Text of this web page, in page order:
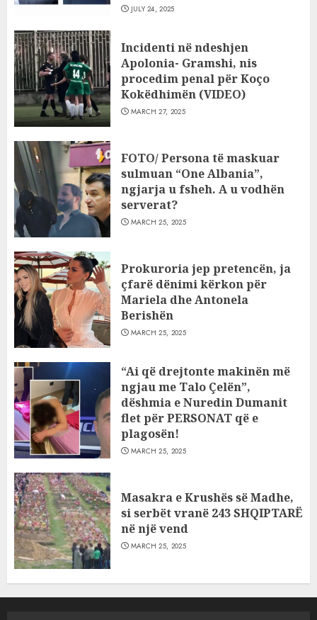
JULY 24, 2025
Incidenti në ndeshjen
Apolonia- Gramshi, nis
procedim penal për Koço
Kokëdhimën (VIDEO)
MARCH 27, 2025
FOTO/ Persona të maskuar
sulmuan “One Albania”,
ngjarja u fsheh. A u vodhën
serverat?
MARCH 25, 2025
Prokuroria jep pretencën, ja
çfarë dënimi kërkon për
Mariela dhe Antonela
Berishën
MARCH 25, 2025
“Ai që drejtonte makinën më
ngjau me Talo Çelën”,
dëshmia e Nuredin Dumanit
flet për PERSONAT që e
plagosën!
MARCH 25, 2025
Masakra e Krushës së Madhe,
si serbët vranë 243 SHQIPTARË
në një vend
MARCH 25, 2025